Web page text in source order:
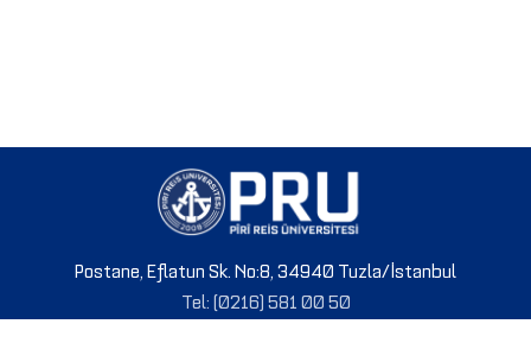
Postane, Eflatun Sk. No:8, 34940 Tuzla/İstanbul
Tel: (0216) 581 00 50